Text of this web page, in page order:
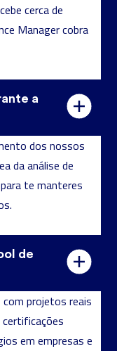
cerca de
Manager cobra
a
dos nossos
da análise de
te manteres
de
com projetos reais
certificações
em empresas e